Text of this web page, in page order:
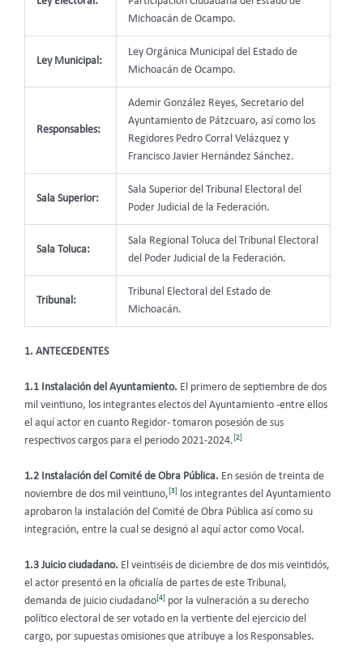
Michoacán de Ocampo.
Ley Municipal:
Ley Orgánica Municipal del Estado de
Michoacán de Ocampo.
Responsables:
Ademir González Reyes, Secretario del
Ayuntamiento de Pátzcuaro, así como los
Regidores Pedro Corral Velázquez y
Francisco Javier Hernández Sánchez.
Sala Superior:
Sala Superior del Tribunal Electoral del
Poder Judicial de la Federación.
Sala Toluca:
Sala Regional Toluca del Tribunal Electoral
del Poder Judicial de la Federación.
Tribunal:
Tribunal Electoral del Estado de
Michoacán.
1. ANTECEDENTES
1.1 Instalación del Ayuntamiento. El primero de septiembre de dos
mil veintiuno, los integrantes electos del Ayuntamiento -entre ellos
el aquí actor en cuanto Regidor- tomaron posesión de sus
respectivos cargos para el periodo 2021-2024.[2]
1.2 Instalación del Comité de Obra Pública. En sesión de treinta de
noviembre de dos mil veintiuno,[3]
los integrantes del Ayuntamiento
aprobaron la instalación del Comité de Obra Pública así como su
integración, entre la cual se designó al aquí actor como Vocal.
1.3 Juicio ciudadano. El veintiséis de diciembre de dos mis veintidós,
el actor presentó en la oficialía de partes de este Tribunal,
demanda de juicio ciudadano[4] por la vulneración a su derecho
político electoral de ser votado en la vertiente del ejercicio del
cargo, por supuestas omisiones que atribuye a los Responsables.